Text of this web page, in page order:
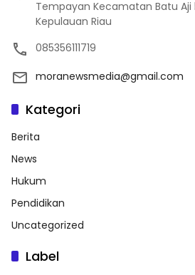
Tempayan Kecamatan Batu Aji
Kepulauan Riau
085356111719
moranewsmedia@gmail.com
Kategori
Berita
News
Hukum
Pendidikan
Uncategorized
Label